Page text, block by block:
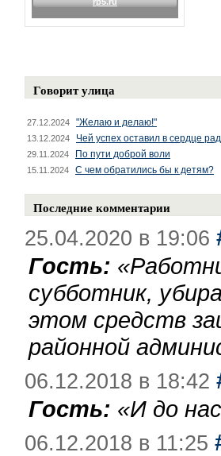
Говорит улица
27.12.2024 "Желаю и делаю!"
13.12.2024 Чей успех оставил в сердце
29.11.2024 По пути доброй воли
15.11.2024 С чем обратились бы к детям?
Последние комментарии
25.04.2020 в 19:06
Гость: «
субботник,
этом средств
районной
06.12.2018 в 18:42
Гость: «И до
06.12.2018 в 11:25